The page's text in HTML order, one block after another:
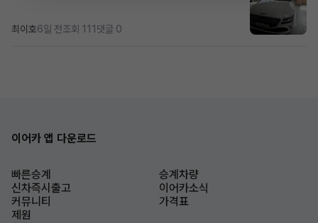
최이호6일 전조회 111 댓글 0
이어카 앱 다운로드
빠른승계
승계차량
신차즉시출고
이어카소식
커뮤니티
가격표
제원